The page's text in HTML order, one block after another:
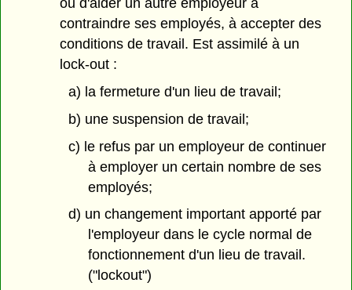
ou d'aider un autre employeur à
contraindre ses employés, à accepter des
conditions de travail. Est assimilé à un
lock-out :
a) la fermeture d'un lieu de travail;
b) une suspension de travail;
c) le refus par un employeur de continuer
à employer un certain nombre de ses
employés;
d) un changement important apporté par
l'employeur dans le cycle normal de
fonctionnement d'un lieu de travail.
("lockout")